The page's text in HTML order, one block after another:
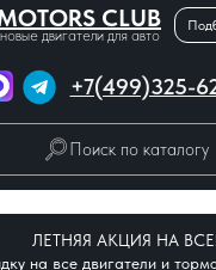
CLUB
новые двигатели для авто
+7(499)325-
Поиск по каталогу
ЛЕТНЯЯ АКЦИЯ НА ВСЕ!
на все двигатели и